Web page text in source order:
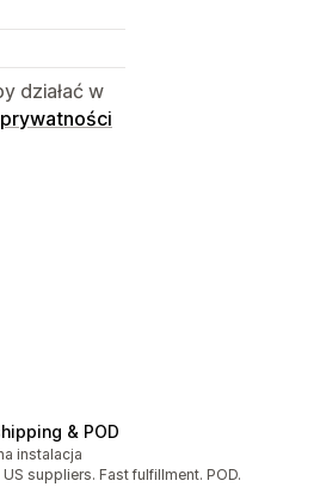
działać w
& POD
1176
instalacja
suppliers. Fast fulfillment. POD.